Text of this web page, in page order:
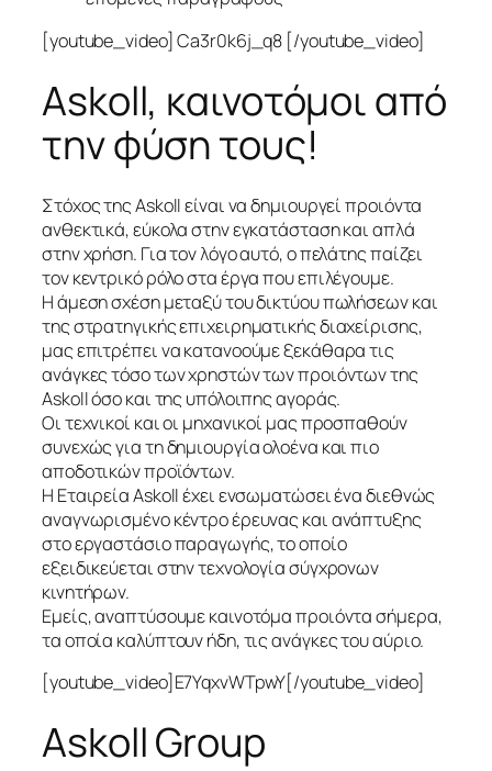
[youtube_video] Ca3r0k6j_q8 [/youtube_video]
Askoll, καινοτόμοι από
την φύση τους!
Στόχος της Askoll είναι να δημιουργεί προιόντα
ανθεκτικά, εύκολα στην εγκατάσταση και απλά
στην χρήση. Για τον λόγο αυτό, ο πελάτης παίζει
τον κεντρικό ρόλο στα έργα που επιλέγουμε.
Η άμεση σχέση μεταξύ του δικτύου πωλήσεων και
της στρατηγικής επιχειρηματικής διαχείρισης,
μας επιτρέπει να κατανοούμε ξεκάθαρα τις
ανάγκες τόσο των χρηστών των προιόντων της
Askoll όσο και της υπόλοιπης αγοράς.
Οι τεχνικοί και οι μηχανικοί μας προσπαθούν
συνεχώς για τη δημιουργία ολοένα και πιο
αποδοτικών προϊόντων.
Η Εταιρεία Askoll έχει ενσωματώσει ένα διεθνώς
αναγνωρισμένο κέντρο έρευνας και ανάπτυξης
στο εργαστάσιο παραγωγής, το οποίο
εξειδικεύεται στην τεχνολογία σύγχρονων
κινητήρων.
Εμείς, αναπτύσουμε καινοτόμα προιόντα σήμερα,
τα οποία καλύπτουν ήδη, τις ανάγκες του αύριο.
[youtube_video]E7YqxvWTpwY[/youtube_video]
Askoll Group